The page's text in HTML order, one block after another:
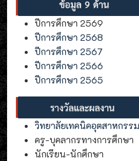
ปีการศึกษา 2569
ปีการศึกษา 2568
ปีการศึกษา 2567
ปีการศึกษา 2566
ปีการศึกษา 2565
วิทยาลัยเทคนิคอุตสาหกรร
ครู-บุคลากรทางการศึกษา
นักเรียน-นักศึกษา